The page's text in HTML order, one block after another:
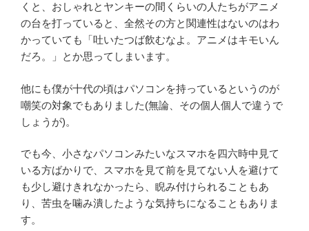
くと、おしゃれとヤンキーの間くらいの人たちがアニメ
の台を打っていると、全然その方と関連性はないのはわ
かっていても「吐いたつば飲むなよ。アニメはキモいん
だろ。」とか思ってしまいます。
他にも僕が十代の頃はパソコンを持っているというのが
嘲笑の対象でもありました(無論、その個人個人で違うで
しょうが)。
でも今、小さなパソコンみたいなスマホを四六時中見て
いる方ばかりで、スマホを見て前を見てない人を避けて
も少し避けきれなかったら、睨み付けられることもあ
り、苦虫を噛み潰したような気持ちになることもありま
す。